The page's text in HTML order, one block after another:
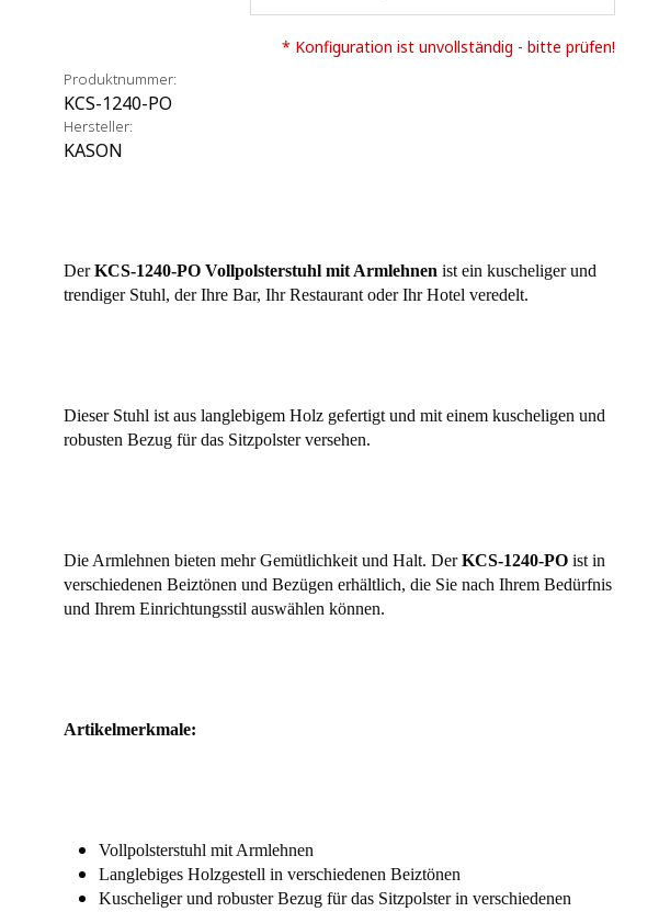
* Konfiguration ist unvollständig - bitte prüfen!
Produktnummer:
KCS-1240-PO
Hersteller:
KASON
DerKCS-1240-PO Vollpolsterstuhl mit Armlehnen ist ein kuscheliger und
trendiger Stuhl, der Ihre Bar, Ihr Restaurant oder Ihr Hotel veredelt.
Dieser Stuhl ist aus langlebigem Holz gefertigt und mit einem kuscheligen und
robusten Bezug für das Sitzpolster versehen.
Die Armlehnen bieten mehr Gemütlichkeit und Halt. DerKCS-1240-PO ist in
verschiedenen Beiztönen und Bezügen erhältlich, die Sie nach Ihrem Bedürfnis
und Ihrem Einrichtungsstil auswählen können.
Artikelmerkmale:
Vollpolsterstuhl mit Armlehnen
Langlebiges Holzgestell in verschiedenen Beiztönen
Kuscheliger und robuster Bezug für das Sitzpolster in verschiedenen